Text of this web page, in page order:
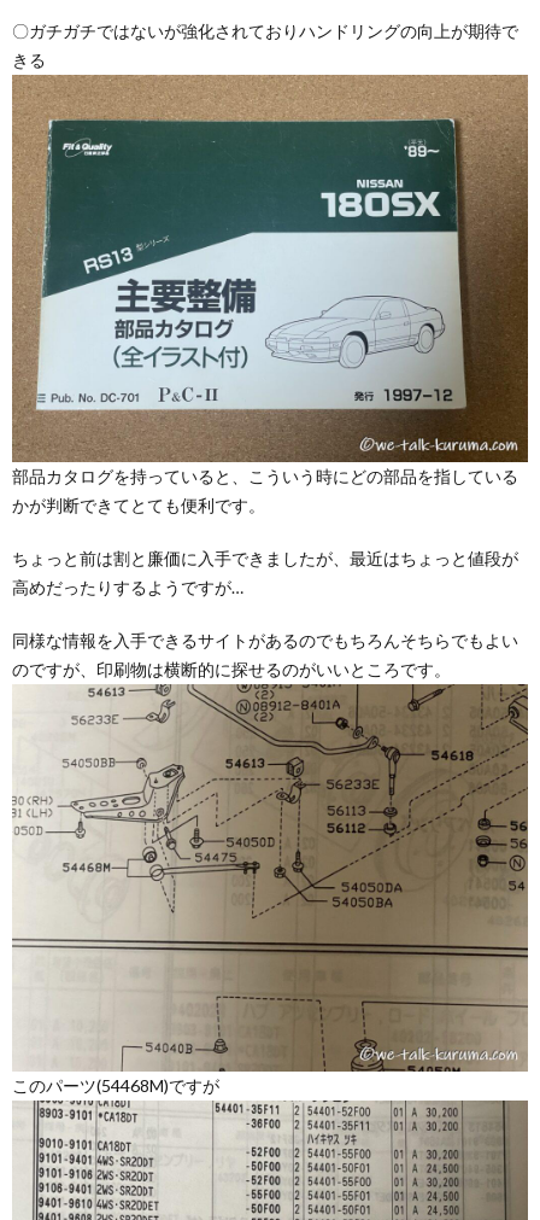
〇ガチガチではないが強化されておりハンドリングの向上が期待で
きる
部品カタログを持っていると、こういう時にどの部品を指している
かが判断できてとても便利です。
ちょっと前は割と廉価に入手できましたが、最近はちょっと値段が
高めだったりするようですが…
同様な情報を入手できるサイトがあるのでもちろんそちらでもよい
のですが、印刷物は横断的に探せるのがいいところです。
このパーツ(54468M)ですが